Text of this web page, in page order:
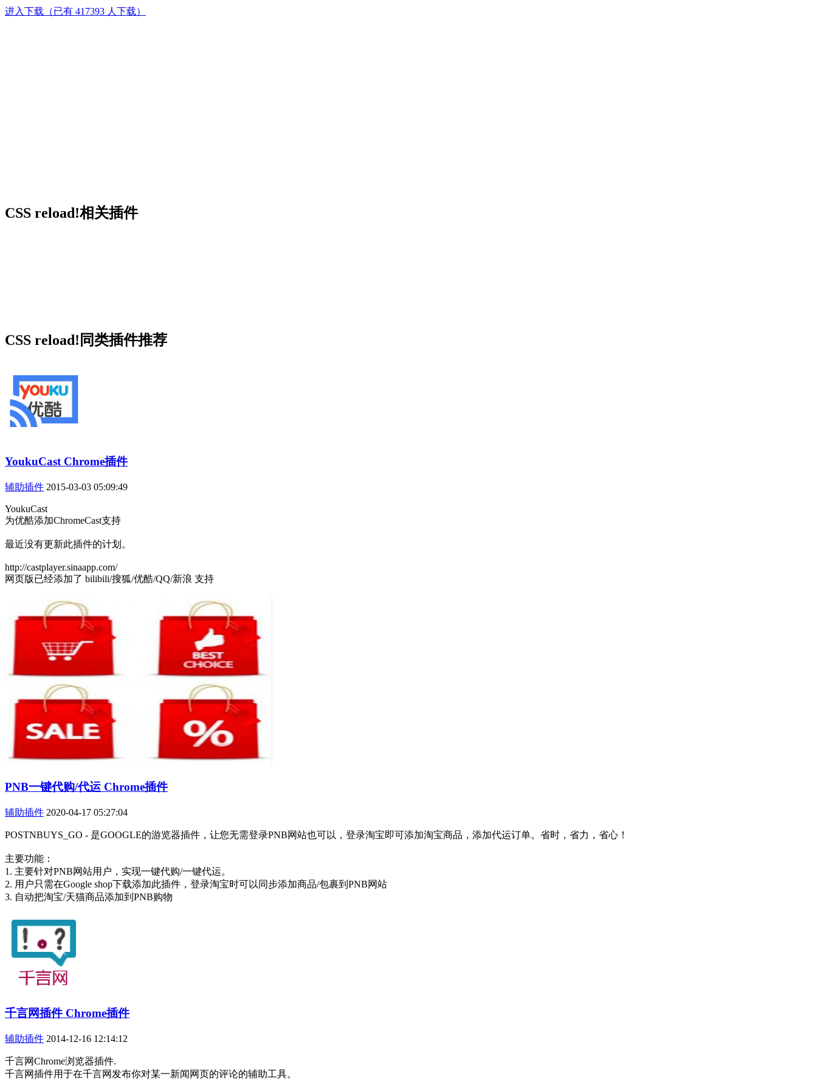
进入下载（已有 417393 人下载）
CSS reload!相关插件
CSS reload!同类插件推荐
YoukuCast Chrome插件
辅助插件 2015-03-03 05:09:49
YoukuCast
为优酷添加ChromeCast支持
最近没有更新此插件的计划。
http://castplayer.sinaapp.com/
网页版已经添加了 bilibili/搜狐/优酷/QQ/新浪 支持
PNB一键代购/代运 Chrome插件
辅助插件 2020-04-17 05:27:04
POSTNBUYS_GO - 是GOOGLE的游览器插件，让您无需登录PNB网站也可以，登录淘宝即可添加淘宝商品，添加代运订单。省时，省力，省心！
主要功能：
1. 主要针对PNB网站用户，实现一键代购/一键代运。
2. 用户只需在Google shop下载添加此插件，登录淘宝时可以同步添加商品/包裹到PNB网站
3. 自动把淘宝/天猫商品添加到PNB购物
千言网插件 Chrome插件
辅助插件 2014-12-16 12:14:12
千言网Chrome浏览器插件.
千言网插件用于在千言网发布你对某一新闻网页的评论的辅助工具。